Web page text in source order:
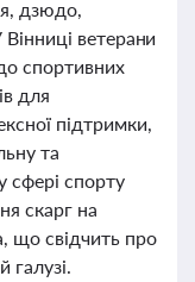
дзюдо,
ветерани
спортивних
для
підтримки,
та
сфері спорту
скарг на
що свідчить про